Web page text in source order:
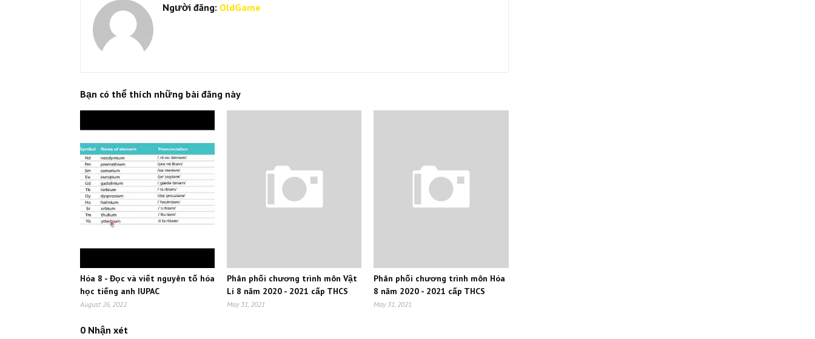
Người đăng: OldGame
Bạn có thể thích những bài đăng này
Hóa 8 - Đọc và viết nguyên tố hóa
học tiếng anh IUPAC
August 26, 2022
Phân phối chương trình môn Vật
Lí 8 năm 2020 - 2021 cấp THCS
May 31, 2021
Phân phối chương trình môn Hóa
8 năm 2020 - 2021 cấp THCS
May 31, 2021
0 Nhận xét